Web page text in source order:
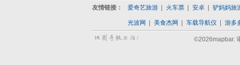
友情链接： 爱奇艺旅游 火车票 安卓 驴妈妈旅
光波网 美食杰网 车载导航仪 游多
©2026mapbar.